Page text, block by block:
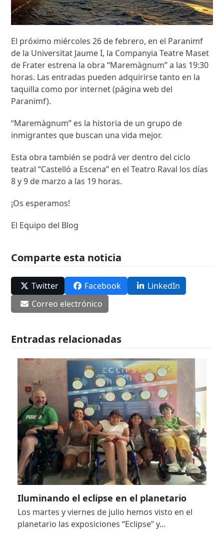
El próximo miércoles 26 de febrero, en el Paranimf
de la Universitat Jaume I, la Companyia Teatre Maset
de Frater estrena la obra “Maremàgnum” a las 19:30
horas. Las entradas pueden adquirirse tanto en la
taquilla como por internet (página web del
Paranimf).
“Maremàgnum” es la historia de un grupo de
inmigrantes que buscan una vida mejor.
Esta obra también se podrá ver dentro del ciclo
teatral “Castelló a Escena” en el Teatro Raval los días
8 y 9 de marzo a las 19 horas.
¡Os esperamos!
El Equipo del Blog
Comparte esta noticia
Twitter Facebook
LinkedIn
Correo electrónico
Entradas relacionadas
Iluminando el eclipse en el planetario
Los martes y viernes de julio hemos visto en el
planetario las exposiciones “Eclipse” y…